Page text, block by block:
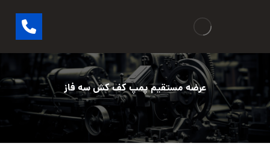
عرضه مستقیم پمپ کف کش سه فاز